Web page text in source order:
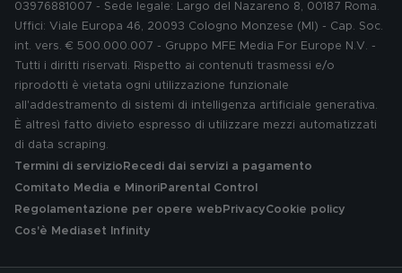
03976881007 - Sede legale: Largo del Nazareno 8, 00187 Roma.
Uffici: Viale Europa 46, 20093 Cologno Monzese (MI) - Cap. Soc.
int. vers. € 500.000.007 - Gruppo MFE Media For Europe N.V. -
Tutti i diritti riservati. Rispetto ai contenuti trasmessi e/o
riprodotti è vietata ogni utilizzazione funzionale
all'addestramento di sistemi di intelligenza artificiale generativa.
È altresì fatto divieto espresso di utilizzare mezzi automatizzati
di data scraping.
Termini di servizio Recedi dai servizi a pagamento
Comitato Media e MinoriParental Control
Regolamentazione per opere web PrivacyCookie policy
Cos'è Mediaset Infinity